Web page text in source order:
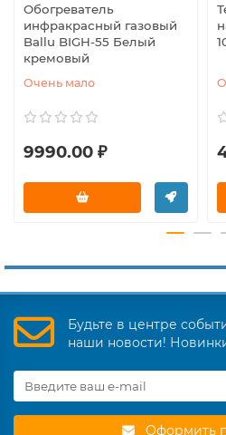
Обогреватель
инфракрасный газовый
Ballu BIGH-55 Белый
кремовый
Очень мало
9990.00 ₽
Будьте в центре
наши новости!
Оформить